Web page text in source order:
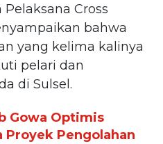
Cross
bahwa
yang kelima kalinya
pelari dan
di Sulsel.
Gowa Optimis
Proyek Pengolahan